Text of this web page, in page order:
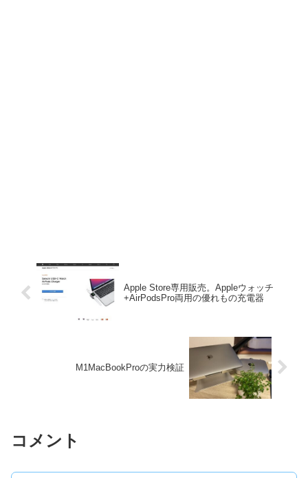
Apple Store専用販売。Appleウォッチ
+AirPodsPro両用の優れもの充電器
M1MacBookProの実力検証
コメント